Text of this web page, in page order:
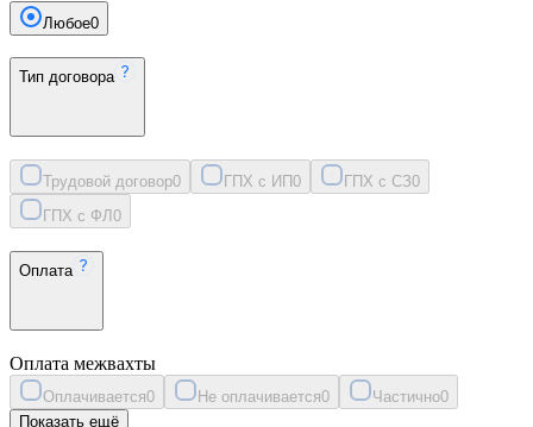
Любое0
Тип договора
Трудовой договор0 ГПХ с ИП0 ГПХ с СЗ0
ГПХ с ФЛ 0
Оплата
Оплата межвахты
Оплачивается0 Не оплачивается0 Частично0
Показать ещё